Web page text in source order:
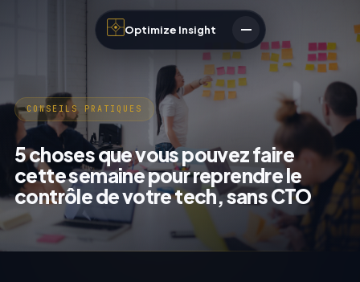
Optimize Insight
CONSEILS PRATIQUES
5 choses que vous pouvez faire
cette semaine pour reprendre le
contrôle de votre tech, sans CTO